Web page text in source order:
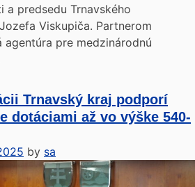
a predsedu Trnavského
Viskupiča. Partnerom
agentúra pre medzinárodnú
Trnavský kraj podporí
dotáciami až vo výške 540-
by sa